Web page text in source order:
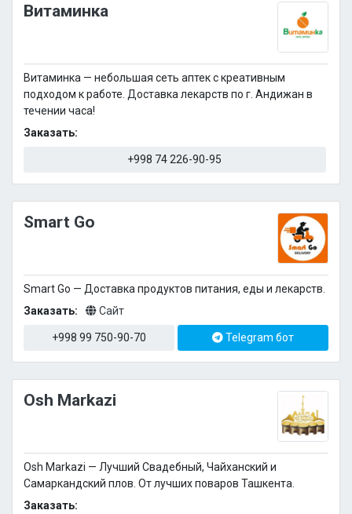
Витаминка
Витаминка — небольшая сеть аптек с креативным
подходом к работе. Доставка лекарств по г. Андижан в
течении часа!
Заказать:
+998 74 226-90-95
Smart Go
Smart Go — Доставка продуктов питания, еды и лекарств.
Заказать:
Сайт
+998 99 750-90-70 Telegram бот
Osh Markazi
Osh Markazi — Лучший Свадебный, Чайханский и
Самаркандский плов. От лучших поваров Ташкента.
Заказать: